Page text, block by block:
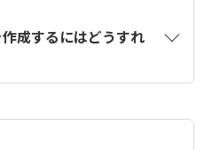
成するにはどうすれ